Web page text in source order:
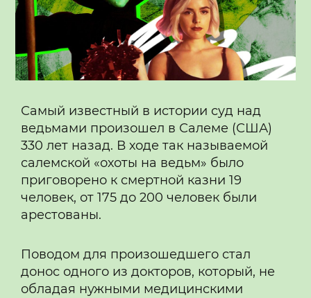
Самый известный в истории суд над
ведьмами произошел в Салеме (США)
330 лет назад. В ходе так называемой
салемской «охоты на ведьм» было
приговорено к смертной казни 19
человек, от 175 до 200 человек были
арестованы.
Поводом для произошедшего стал
донос одного из докторов, который, не
обладая нужными медицинскими